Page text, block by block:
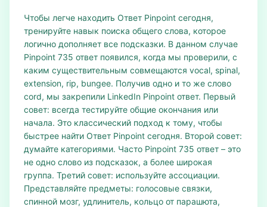
Чтобы легче находить Ответ Pinpoint сегодня,
тренируйте навык поиска общего слова, которое
логично дополняет все подсказки. В данном случае
Pinpoint 735 ответ появился, когда мы проверили, с
каким существительным совмещаются vocal, spinal,
extension, rip, bungee. Получив одно и то же слово
cord, мы закрепили LinkedIn Pinpoint ответ. Первый
совет: всегда тестируйте общие окончания или
начала. Это классический подход к тому, чтобы
быстрее найти Ответ Pinpoint сегодня. Второй совет:
думайте категориями. Часто Pinpoint 735 ответ – это
не одно слово из подсказок, а более широкая
группа. Третий совет: используйте ассоциации.
Представляйте предметы: голосовые связки,
спинной мозг, удлинитель, кольцо от парашюта,